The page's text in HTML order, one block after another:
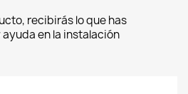
recibirás lo que has
en la instalación